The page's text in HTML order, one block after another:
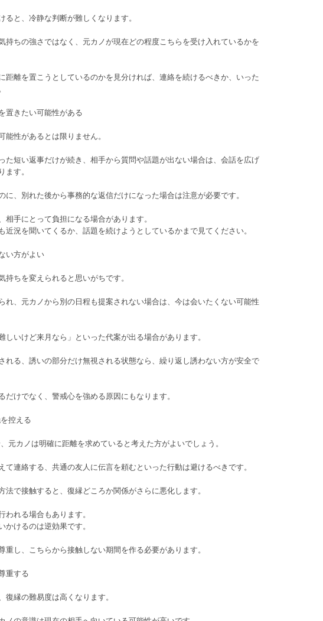
と、冷静な判断が難しくなります。
持ちの強さではなく、元カノが現在どの程度こちらを受け入れているかを
距離を置こうとしているのかを見分ければ、連絡を続けるべきか、いった
置きたい可能性がある
性があるとは限りません。
た短い返事だけが続き、相手から質問や話題が出ない場合は、会話を広げ
す。
、別れた後から事務的な返信だけになった場合は注意が必要です。
手にとって負担になる場合があります。
況を聞いてくるか、話題を続けようとしているかまで見てください。
い方がよい
ちを変えられると思いがちです。
れ、元カノから別の日程も提案されない場合は、今は会いたくない可能性
いけど来月なら」といった代案が出る場合があります。
れる、誘いの部分だけ無視される状態なら、繰り返し誘わない方が安全で
けでなく、警戒心を強める原因にもなります。
控える
元カノは明確に距離を求めていると考えた方がよいでしょう。
連絡する、共通の友人に伝言を頼むといった行動は避けるべきです。
で接触すると、復縁どころか関係がさらに悪化します。
れる場合もあります。
けるのは逆効果です。
し、こちらから接触しない期間を作る必要があります。
重する
縁の難易度は高くなります。